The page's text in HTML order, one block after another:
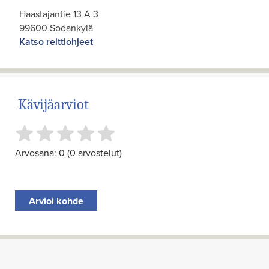
Haastajantie 13 A 3
99600 Sodankylä
Katso reittiohjeet
Kävijäarviot
Arvosana: 0 (0 arvostelut)
Arvioi kohde